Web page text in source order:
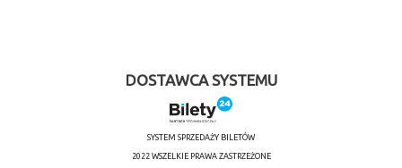
DOSTAWCA SYSTEMU
SYSTEM SPRZEDAŻY BILETÓW
2022 WSZELKIE PRAWA ZASTRZEŻONE